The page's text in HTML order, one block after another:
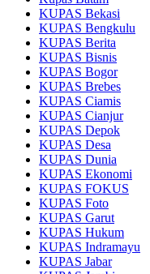
KUPAS Bekasi
KUPAS Bengkulu
KUPAS Berita
KUPAS Bisnis
KUPAS Bogor
KUPAS Brebes
KUPAS Ciamis
KUPAS Cianjur
KUPAS Depok
KUPAS Desa
KUPAS Dunia
KUPAS Ekonomi
KUPAS FOKUS
KUPAS Foto
KUPAS Garut
KUPAS Hukum
KUPAS Indramayu
KUPAS Jabar